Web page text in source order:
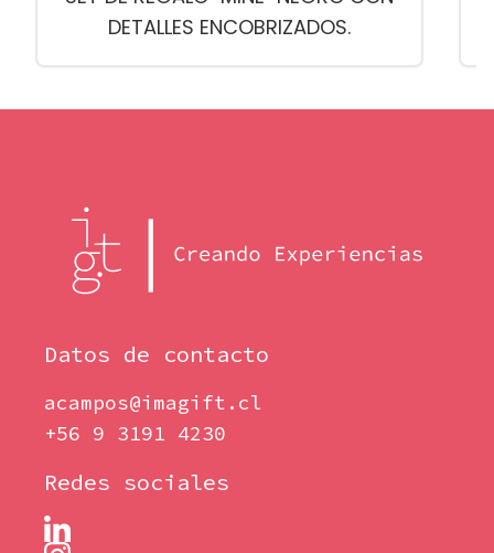
DETALLES ENCOBRIZADOS.
Datos de contacto
acampos@imagift.cl
+56 9 3191 4230
Redes sociales